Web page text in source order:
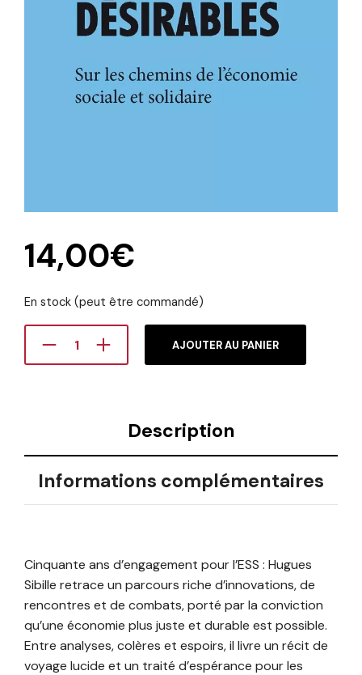
14,00€
En stock (peut être commandé)
AJOUTER AU PANIER
Description
Informations complémentaires
Cinquante ans d’engagement pour l’ESS : Hugues
Sibille retrace un parcours riche d’innovations, de
rencontres et de combats, porté par la conviction
qu’une économie plus juste et durable est possible.
Entre analyses, colères et espoirs, il livre un récit de
voyage lucide et un traité d’espérance pour les